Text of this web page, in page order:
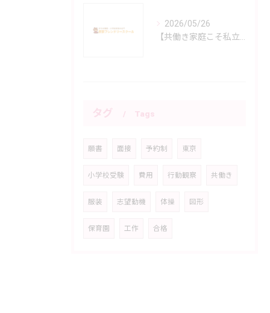
2026/05/26
【共働き家庭こそ私立！】「働きながら小学校受験は無理」と諦める前に知ってほしい、私立小の手厚いサポート体制
タグ Tags
願書 面接 予約制 東京
小学校受験 費用 行動観察 共働き
服装 志望動機 体操 図形
保育園 工作 合格